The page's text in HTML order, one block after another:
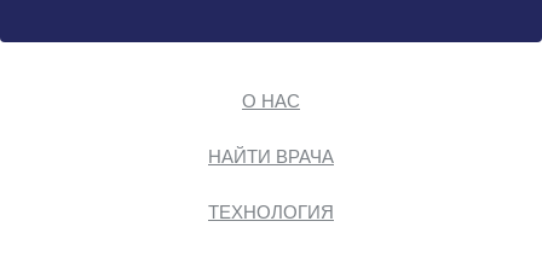
О НАС
НАЙТИ ВРАЧА
ТЕХНОЛОГИЯ